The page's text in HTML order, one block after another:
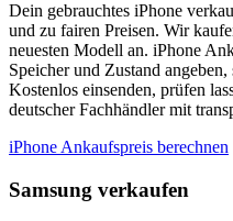
Dein gebrauchtes iPhone
und zu fairen Preisen. Wir
neuesten Modell an. iPhone
Speicher und Zustand
Kostenlos einsenden, prüfen
deutscher Fachhändler mit
iPhone Ankaufspreis berechnen
Samsung verkaufen